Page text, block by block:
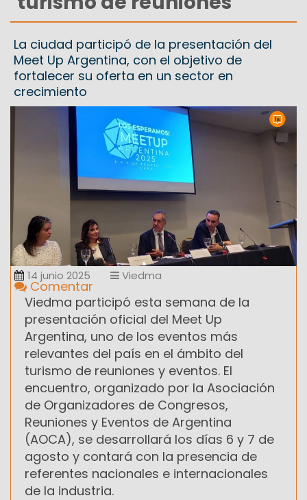
La ciudad participó de la presentación del
Meet Up Argentina, con el objetivo de
fortalecer su oferta en un sector en
crecimiento
14 junio 2025 Viedma
Comentar
Viedma participó esta semana de la
presentación oficial del Meet Up
Argentina, uno de los eventos más
relevantes del país en el ámbito del
turismo de reuniones y eventos. El
encuentro, organizado por la Asociación
de Organizadores de Congresos,
Reuniones y Eventos de Argentina
(AOCA), se desarrollará los días 6 y 7 de
agosto y contará con la presencia de
referentes nacionales e internacionales
de la industria.